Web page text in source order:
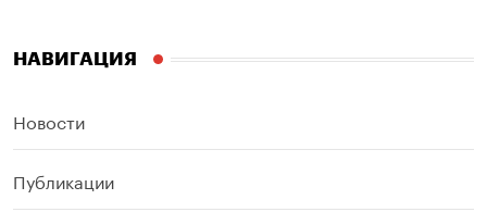
НАВИГАЦИЯ
Новости
Публикации